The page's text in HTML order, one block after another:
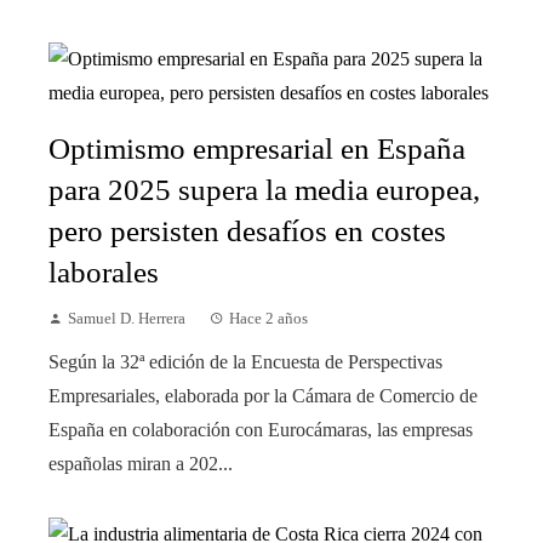
Optimismo empresarial en España
para 2025 supera la media europea,
pero persisten desafíos en costes
laborales
Samuel D. Herrera Hace 2 años
Según la 32ª edición de la Encuesta de Perspectivas
Empresariales, elaborada por la Cámara de Comercio de
España en colaboración con Eurocámaras, las empresas
españolas miran a 202...